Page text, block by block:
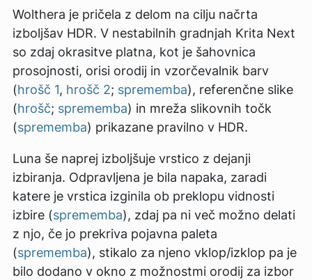
Wolthera je pričela z delom na cilju načrta
izboljšav HDR. V nestabilnih gradnjah Krita Next
so zdaj okrasitve platna, kot je šahovnica
prosojnosti, orisi orodij in vzorčevalnik barv
(hrošč 1, hrošč 2; sprememba), referenčne slike
(hrošč; sprememba) in mreža slikovnih točk
(sprememba) prikazane pravilno v HDR.
Luna še naprej izboljšuje vrstico z dejanji
izbiranja. Odpravljena je bila napaka, zaradi
katere je vrstica izginila ob preklopu vidnosti
izbire (sprememba), zdaj pa ni več možno delati
z njo, če jo prekriva pojavna paleta
(sprememba), stikalo za njeno vklop/izklop pa je
bilo dodano v okno z možnostmi orodij za izbor